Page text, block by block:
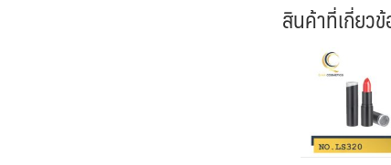
สินค้าที่เกี่ยว